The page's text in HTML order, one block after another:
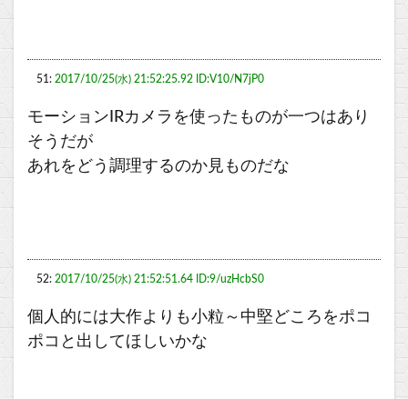
51: 2017/10/25(水) 21:52:25.92 ID:V10/N7jP0
モーションIRカメラを使ったものが一つはあり
そうだが
あれをどう調理するのか見ものだな
52: 2017/10/25(水) 21:52:51.64 ID:9/uzHcbS0
個人的には大作よりも小粒～中堅どころをポコ
ポコと出してほしいかな